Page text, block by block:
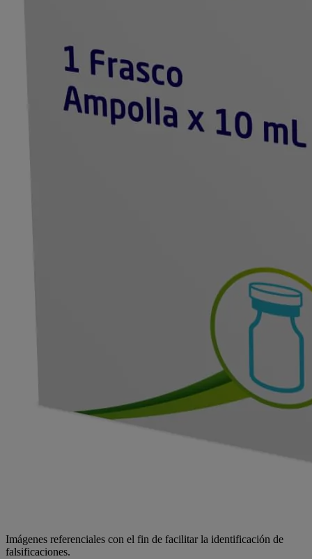
Imágenes referenciales con el fin de facilitar la identificación de
falsificaciones.